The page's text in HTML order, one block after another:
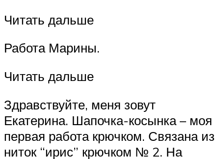
Читать дальше
Работа Марины.
Читать дальше
Здравствуйте, меня зовут
Екатерина. Шапочка-косынка – моя
первая работа крючком. Связана из
ниток “ирис” крючком № 2. На